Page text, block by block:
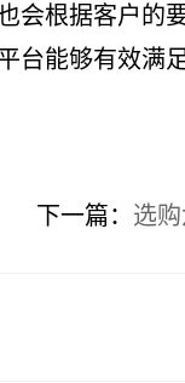
根据客户的
台能够有效满
下一篇： 选